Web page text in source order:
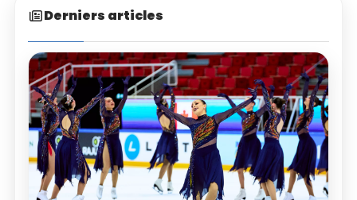
Derniers articles